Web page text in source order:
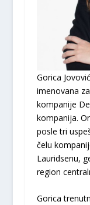
Gorica
imenovana
kompanije
kompanija.
posle tri
čelu
Lauridsenu,
region
Gorica